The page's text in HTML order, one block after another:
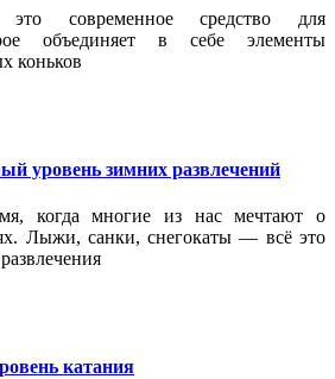
современное средство для
объединяет в себе элементы
коньков
уровень зимних развлечений
когда многие из нас мечтают о
Лыжи, санки, снегокаты — всё это
катания